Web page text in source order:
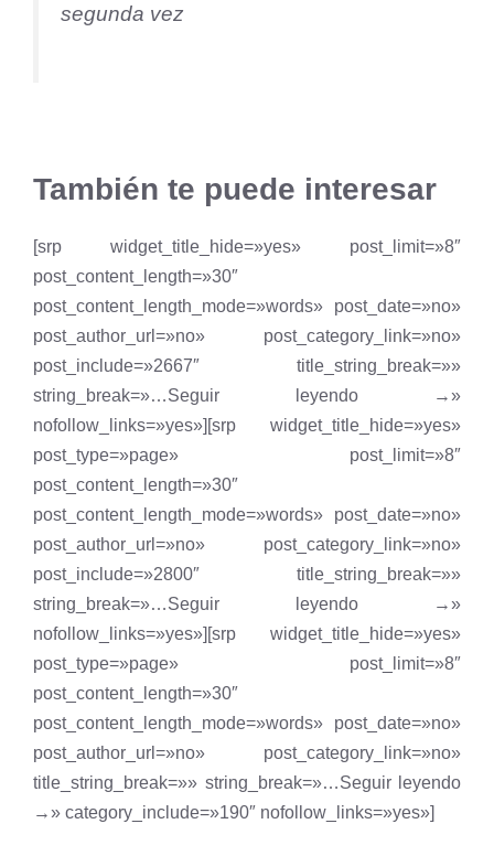
segunda vez
También te puede interesar
[srp widget_title_hide=»yes» post_limit=»8″
post_content_length=»30″
post_content_length_mode=»words» post_date=»no»
post_author_url=»no» post_category_link=»no»
post_include=»2667″ title_string_break=»»
string_break=»…Seguir leyendo →»
nofollow_links=»yes»][srp widget_title_hide=»yes»
post_type=»page» post_limit=»8″
post_content_length=»30″
post_content_length_mode=»words» post_date=»no»
post_author_url=»no» post_category_link=»no»
post_include=»2800″ title_string_break=»»
string_break=»…Seguir leyendo →»
nofollow_links=»yes»][srp widget_title_hide=»yes»
post_type=»page» post_limit=»8″
post_content_length=»30″
post_content_length_mode=»words» post_date=»no»
post_author_url=»no» post_category_link=»no»
title_string_break=»» string_break=»…Seguir leyendo
→» category_include=»190″ nofollow_links=»yes»]